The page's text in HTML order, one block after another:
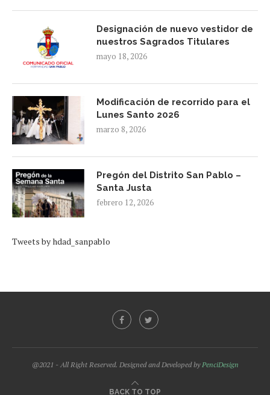
Designación de nuevo vestidor de
nuestros Sagrados Titulares
mayo 18, 2026
Modificación de recorrido para el
Lunes Santo 2026
marzo 8, 2026
Pregón del Distrito San Pablo –
Santa Justa
febrero 12, 2026
Tweets by hdad_sanpablo
@2021 - All Right Reserved. Designed and Developed byPenciDesign
BACK TO TOP